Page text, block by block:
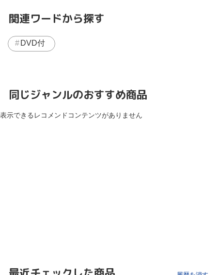
関連ワードから探す
DVD付
同じジャンルのおすすめ商品
表示できるレコメンドコンテンツがありません